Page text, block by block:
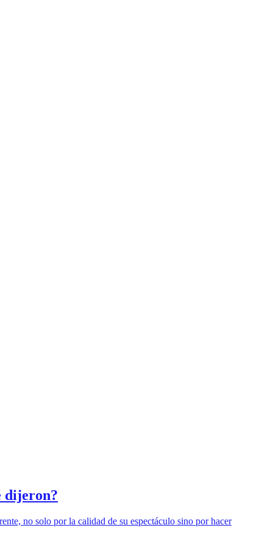
dijeron?
no solo por la calidad de su espectáculo sino por hacer